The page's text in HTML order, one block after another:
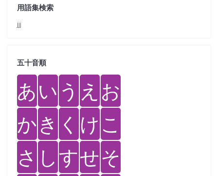
用語集検索
jjj
五十音順
あい う え お
かき く けこ
さ しすせそ